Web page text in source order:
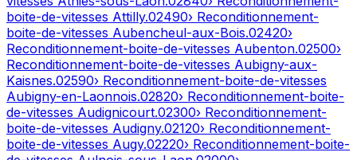
boite-de-vitesses Attilly.02490› Reconditionnement-
boite-de-vitesses Aubencheul-aux-Bois.02420›
Reconditionnement-boite-de-vitesses Aubenton.02500›
Reconditionnement-boite-de-vitesses Aubigny-aux-
Kaisnes.02590› Reconditionnement-boite-de-vitesses
Aubigny-en-Laonnois.02820› Reconditionnement-boite-
de-vitesses Audignicourt.02300› Reconditionnement-
boite-de-vitesses Audigny.02120› Reconditionnement-
boite-de-vitesses Augy.02220› Reconditionnement-boite-